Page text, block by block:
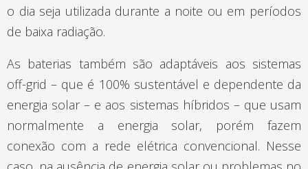
o dia seja utilizada durante a noite ou em períodos
de baixa radiação.
As baterias também são adaptáveis aos sistemas
off-grid – que é 100% sustentável e dependente da
energia solar – e aos sistemas híbridos – que usam
normalmente a energia solar, porém fazem
conexão com a rede elétrica convencional. Nesse